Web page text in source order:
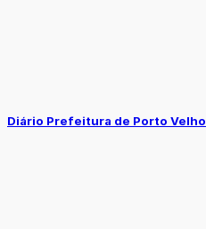
Diário Prefeitura de Porto Velho